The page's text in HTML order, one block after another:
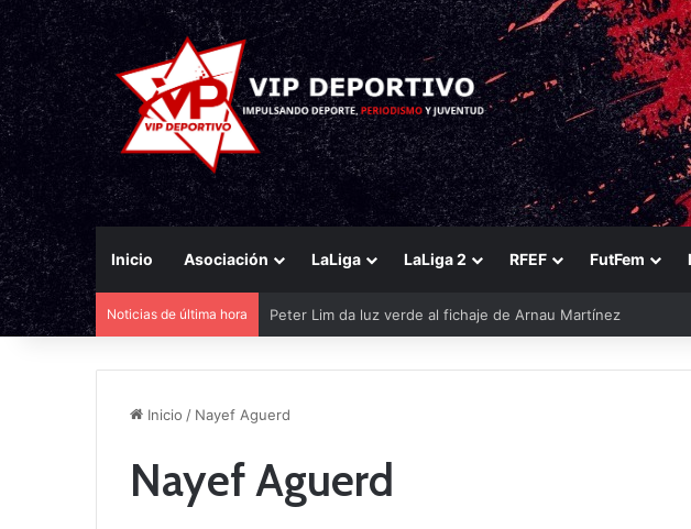
Inicio Asociación LaLiga LaLiga 2 RFEF FutFem
Noticias de última hora Peter Lim da luz verde al fichaje de Arnau Martínez
Inicio / Nayef Aguerd
Nayef Aguerd